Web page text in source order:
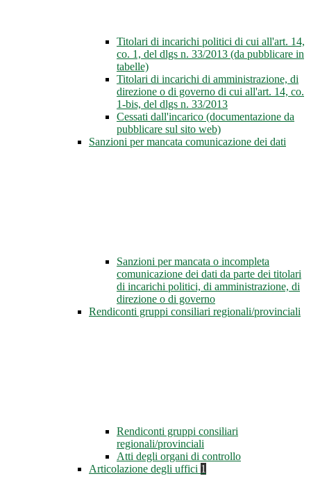
Titolari di incarichi politici di cui all'art. 14,
co. 1, del dlgs n. 33/2013 (da pubblicare in
tabelle)
Titolari di incarichi di amministrazione, di
direzione o di governo di cui all'art. 14, co.
1-bis, del dlgs n. 33/2013
Cessati dall'incarico (documentazione da
pubblicare sul sito web)
Sanzioni per mancata comunicazione dei dati
Sanzioni per mancata o incompleta
comunicazione dei dati da parte dei titolari
di incarichi politici, di amministrazione, di
direzione o di governo
Rendiconti gruppi consiliari regionali/provinciali
Rendiconti gruppi consiliari
regionali/provinciali
Atti degli organi di controllo
Articolazione degli uffici 1